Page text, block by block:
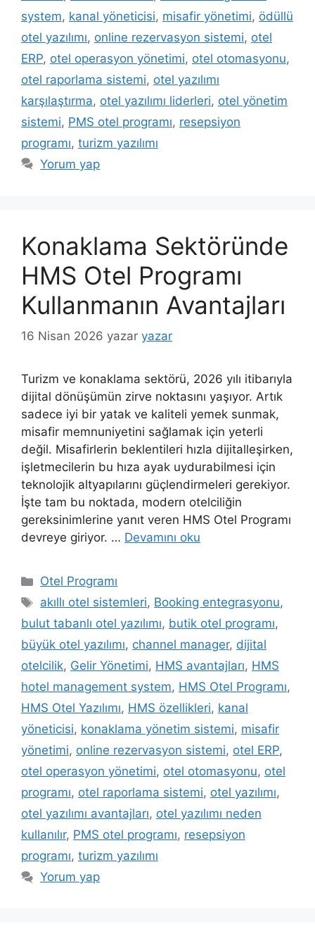
system, kanal yöneticisi, misafir yönetimi, ödüllü
otel yazılımı, online rezervasyon sistemi, otel
ERP, otel operasyon yönetimi, otel otomasyonu,
otel raporlama sistemi, otel yazılımı
karşılaştırma, otel yazılımı liderleri, otel yönetim
sistemi, PMS otel programı, resepsiyon
programı, turizm yazılımı
Yorum yap
Konaklama Sektöründe
HMS Otel Programı
Kullanmanın Avantajları
16 Nisan 2026 yazar yazar
Turizm ve konaklama sektörü, 2026 yılı itibarıyla
dijital dönüşümün zirve noktasını yaşıyor. Artık
sadece iyi bir yatak ve kaliteli yemek sunmak,
misafir memnuniyetini sağlamak için yeterli
değil. Misafirlerin beklentileri hızla dijitalleşirken,
işletmecilerin bu hıza ayak uydurabilmesi için
teknolojik altyapılarını güçlendirmeleri gerekiyor.
İşte tam bu noktada, modern otelciliğin
gereksinimlerine yanıt veren HMS Otel Programı
devreye giriyor. … Devamını oku
Kategoriler
Otel Programı
Etiketler
akıllı otel sistemleri, Booking entegrasyonu,
bulut tabanlı otel yazılımı, butik otel programı,
büyük otel yazılımı, channel manager, dijital
otelcilik, Gelir Yönetimi, HMS avantajları, HMS
hotel management system, HMS Otel Programı,
HMS Otel Yazılımı, HMS özellikleri, kanal
yöneticisi, konaklama yönetim sistemi, misafir
yönetimi, online rezervasyon sistemi, otel ERP,
otel operasyon yönetimi, otel otomasyonu, otel
programı, otel raporlama sistemi, otel yazılımı,
otel yazılımı avantajları, otel yazılımı neden
kullanılır, PMS otel programı, resepsiyon
programı, turizm yazılımı
Yorum yap